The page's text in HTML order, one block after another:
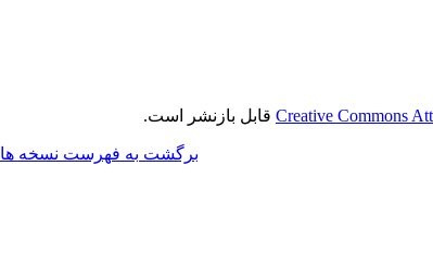
Creative Commons قابل بازنشر است.
برگشت به فهرست نسخه ها